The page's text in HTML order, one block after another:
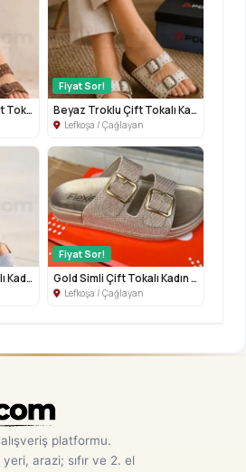
Kahverengi Troklu Çift Tokalı Kadın Te...
Fiyat Sor!
Beyaz Troklu Çift Tokalı Kadın Terlik
Lefkoşa / Çağlayan
Gümüş Simli Çift Tokalı Kadın Terlik
Fiyat Sor!
Gold Simli Çift Tokalı Kadın Terlik
Lefkoşa / Çağlayan
platformu.
yeri, arazi; sıfır ve 2. el